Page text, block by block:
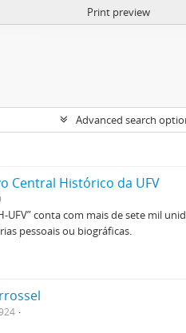
Print preview
Advanced search
Central Histórico da UFV
UFV” conta com mais de sete mil
pessoais ou biográficas.